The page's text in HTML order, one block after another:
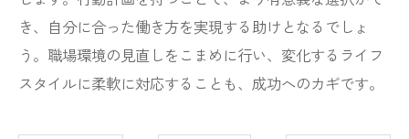
き、自分に合った働き方を実現する助けとなるでしょ
う。職場環境の見直しをこまめに行い、変化するライフ
スタイルに柔軟に対応することも、成功へのカギです。